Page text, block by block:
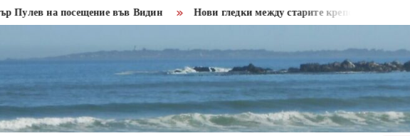
на посещение във Видин Нови гледки между старите крепостни стени във Видин